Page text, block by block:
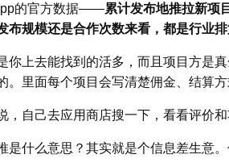
的官方数据——累计发布地推拉新项
布规模还是合作次数来看，都是行业
你上去能找到的活多，而且项目方是
。里面每个项目会写清楚佣金、结算
，自己去应用商店搜一下，看看评价
是什么意思？其实就是个信息差生意